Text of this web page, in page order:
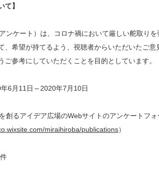
て】
ンケート）は、コロナ禍において厳しい舵取り
、希望が持てるよう、視聴者からいただいたご
ご参考にしていただくことを目的としています。
6月11日～2020年7月10日
創るアイデア広場のWebサイトのアンケートフ
miraihiroba/publications）